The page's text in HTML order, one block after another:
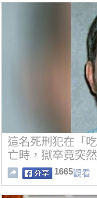
這名死刑犯在「
亡時，獄卒竟突
1665觀看